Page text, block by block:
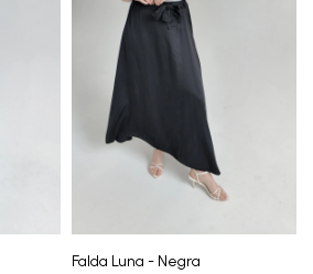
Falda Luna - Negra